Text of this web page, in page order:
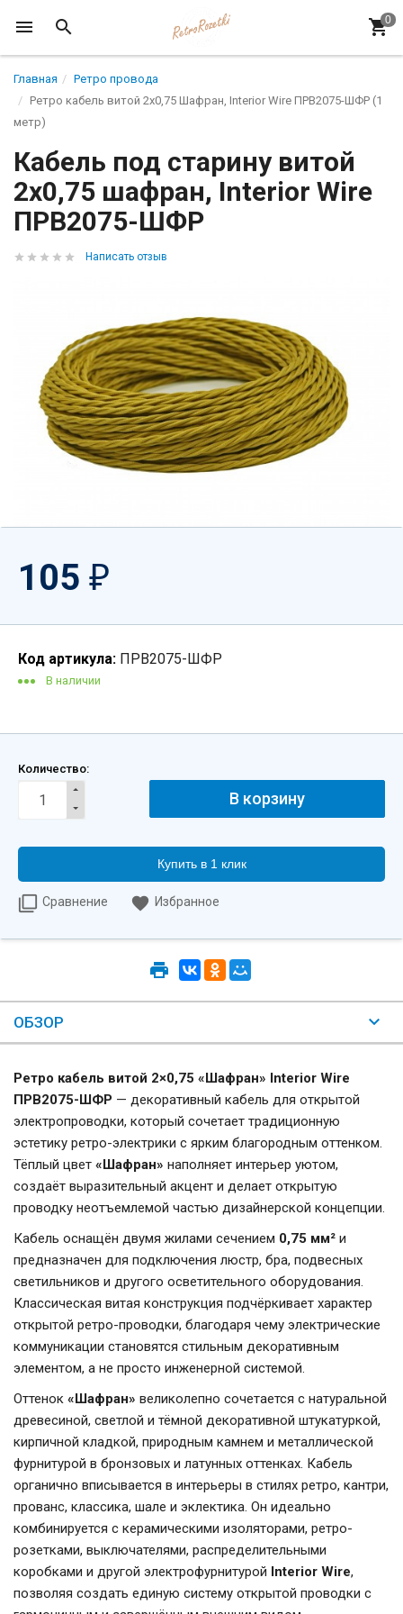
Главная
Ретро провода
Ретро кабель витой 2x0,75 Шафран, Interior Wire ПРВ2075-ШФР (1
метр)
Кабель под старину витой
2x0,75 шафран, Interior Wire
ПРВ2075-ШФР
Написать отзыв
105 ₽
Код артикула: ПРВ2075-ШФР
В наличии
Количество:
Купить в 1 клик
Сравнение Избранное
ОБЗОР
Ретро кабель витой 2×0,75 «Шафран» Interior Wire
ПРВ2075-ШФР — декоративный кабель для открытой
электропроводки, который сочетает традиционную
эстетику ретро-электрики с ярким благородным оттенком.
Тёплый цвет «Шафран» наполняет интерьер уютом,
создаёт выразительный акцент и делает открытую
проводку неотъемлемой частью дизайнерской концепции.
Кабель оснащён двумя жилами сечением 0,75 мм² и
предназначен для подключения люстр, бра, подвесных
светильников и другого осветительного оборудования.
Классическая витая конструкция подчёркивает характер
открытой ретро-проводки, благодаря чему электрические
коммуникации становятся стильным декоративным
элементом, а не просто инженерной системой.
Оттенок «Шафран» великолепно сочетается с натуральной
древесиной, светлой и тёмной декоративной штукатуркой,
кирпичной кладкой, природным камнем и металлической
фурнитурой в бронзовых и латунных оттенках. Кабель
органично вписывается в интерьеры в стилях ретро, кантри,
прованс, классика, шале и эклектика. Он идеально
комбинируется с керамическими изоляторами, ретро-
розетками, выключателями, распределительными
коробками и другой электрофурнитурой Interior Wire,
позволяя создать единую систему открытой проводки с